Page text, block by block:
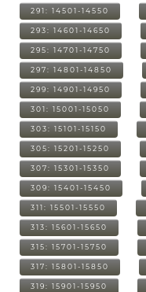
291: 14501-14550
293: 14601-14650
295: 14701-14750
297: 14801-14850
299: 14901-14950
301: 15001-15050
303: 15101-15150
305: 15201-15250
307: 15301-15350
309: 15401-15450
311: 15501-15550
313: 15601-15650
315: 15701-15750
317: 15801-15850
319: 15901-15950